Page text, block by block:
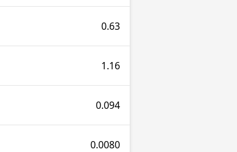
0.63
1.16
0.094
0.0080